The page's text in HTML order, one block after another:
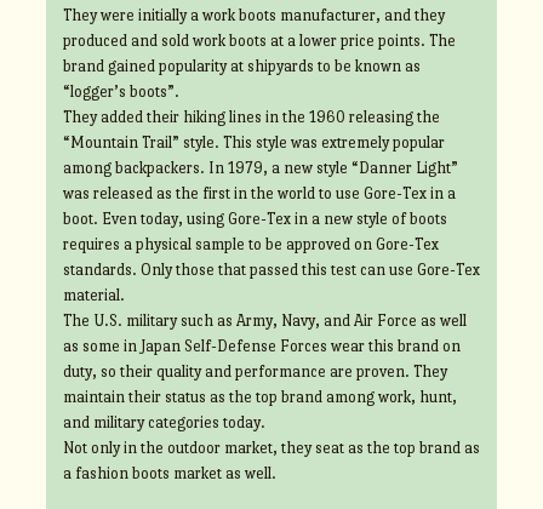
They were initially a work boots manufacturer, and they
produced and sold work boots at a lower price points. The
brand gained popularity at shipyards to be known as
“logger’s boots”.
They added their hiking lines in the 1960 releasing the
“Mountain Trail” style. This style was extremely popular
among backpackers. In 1979, a new style “Danner Light”
was released as the first in the world to use Gore-Tex in a
boot. Even today, using Gore-Tex in a new style of boots
requires a physical sample to be approved on Gore-Tex
standards. Only those that passed this test can use Gore-Tex
material.
The U.S. military such as Army, Navy, and Air Force as well
as some in Japan Self-Defense Forces wear this brand on
duty, so their quality and performance are proven. They
maintain their status as the top brand among work, hunt,
and military categories today.
Not only in the outdoor market, they seat as the top brand as
a fashion boots market as well.